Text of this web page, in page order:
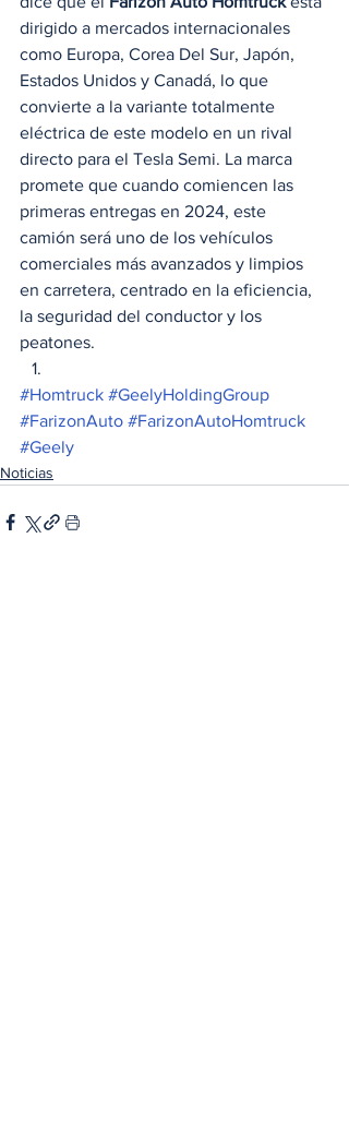
dirigido a mercados internacionales
como Europa, Corea Del Sur, Japón,
Estados Unidos y Canadá, lo que
convierte a la variante totalmente
eléctrica de este modelo en un rival
directo para el Tesla Semi. La marca
promete que cuando comiencen las
primeras entregas en 2024, este
camión será uno de los vehículos
comerciales más avanzados y limpios
en carretera, centrado en la eficiencia,
la seguridad del conductor y los
peatones.
#Homtruck #GeelyHoldingGroup
#FarizonAuto #FarizonAutoHomtruck
#Geely
Noticias